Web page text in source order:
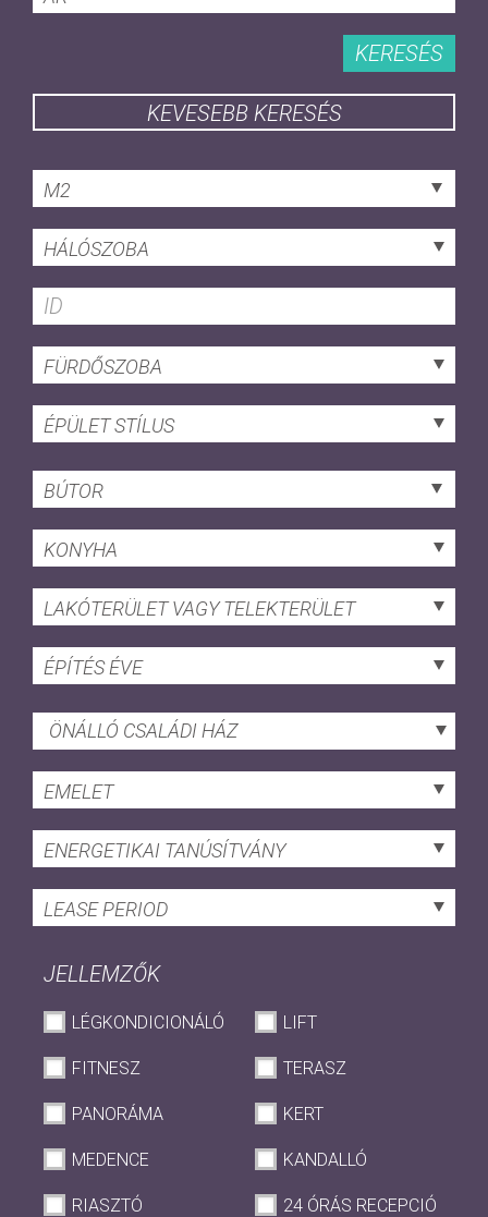
KERESÉS
KEVESEBB KERESÉS
M2
HÁLÓSZOBA
FÜRDŐSZOBA
ÉPÜLET STÍLUS
BÚTOR
KONYHA
LAKÓTERÜLET VAGY TELEKTERÜLET
ÉPÍTÉS ÉVE
ÖNÁLLÓ CSALÁDI HÁZ
EMELET
ENERGETIKAI TANÚSÍTVÁNY
LEASE PERIOD
JELLEMZŐK
LÉGKONDICIONÁLÓ LIFT
FITNESZ TERASZ
PANORÁMA KERT
MEDENCE KANDALLÓ
RIASZTÓ
24 ÓRÁS RECEPCIÓ